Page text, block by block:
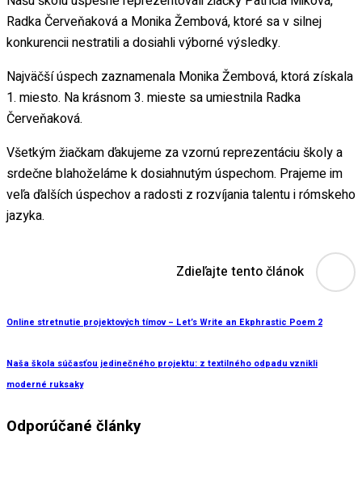
Radka Červeňaková a Monika Žembová, ktoré sa v silnej
konkurencii nestratili a dosiahli výborné výsledky.
Najväčší úspech zaznamenala Monika Žembová, ktorá získala
1. miesto. Na krásnom 3. mieste sa umiestnila Radka
Červeňaková.
Všetkým žiačkam ďakujeme za vzornú reprezentáciu školy a
srdečne blahoželáme k dosiahnutým úspechom. Prajeme im
veľa ďalších úspechov a radosti z rozvíjania talentu i rómskeho
jazyka.
Zdieľajte tento článok
Online stretnutie projektových tímov – Let’s Write an Ekphrastic Poem 2
Naša škola súčasťou jedinečného projektu: z textilného odpadu vznikli
moderné ruksaky
Odporúčané články